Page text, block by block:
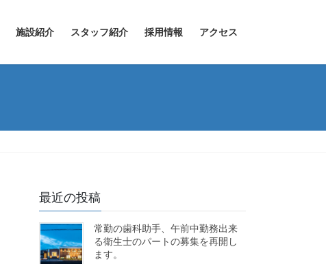
施設紹介 スタッフ紹介 採用情報 アクセス
最近の投稿
常勤の歯科助手、午前中勤務出来
る衛生士のパートの募集を再開し
ます。